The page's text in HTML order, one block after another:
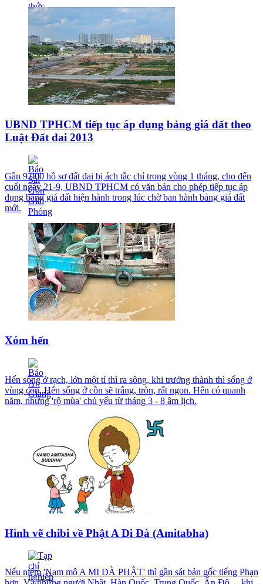
UBND TPHCM tiếp tục áp dụng bảng giá đất theo
Luật Đất đai 2013
Gần 9.000 hồ sơ đất đai bị ách tắc chỉ trong vòng 1 tháng, cho đến
cuối ngày 21-9, UBND TPHCM có văn bản cho phép tiếp tục áp
dụng bảng giá đất hiện hành trong lúc chờ ban hành bảng giá đất
mới.
Xóm hến
Hến sống ở rạch, lớn một tí thì ra sông, khi trưởng thành thì sống ở
vùng cồn. Hến sống ở cồn sẽ trắng, tròn, rất ngon. Hến có quanh
năm, nhưng 'rộ mùa' chủ yếu từ tháng 3 - 8 âm lịch.
Hình vẽ chibi về Phật A Di Đà (Amitabha)
Nếu niệm 'Nam mô A MI ĐÀ PHẬT' thì gần sát bản gốc tiếng Phạn